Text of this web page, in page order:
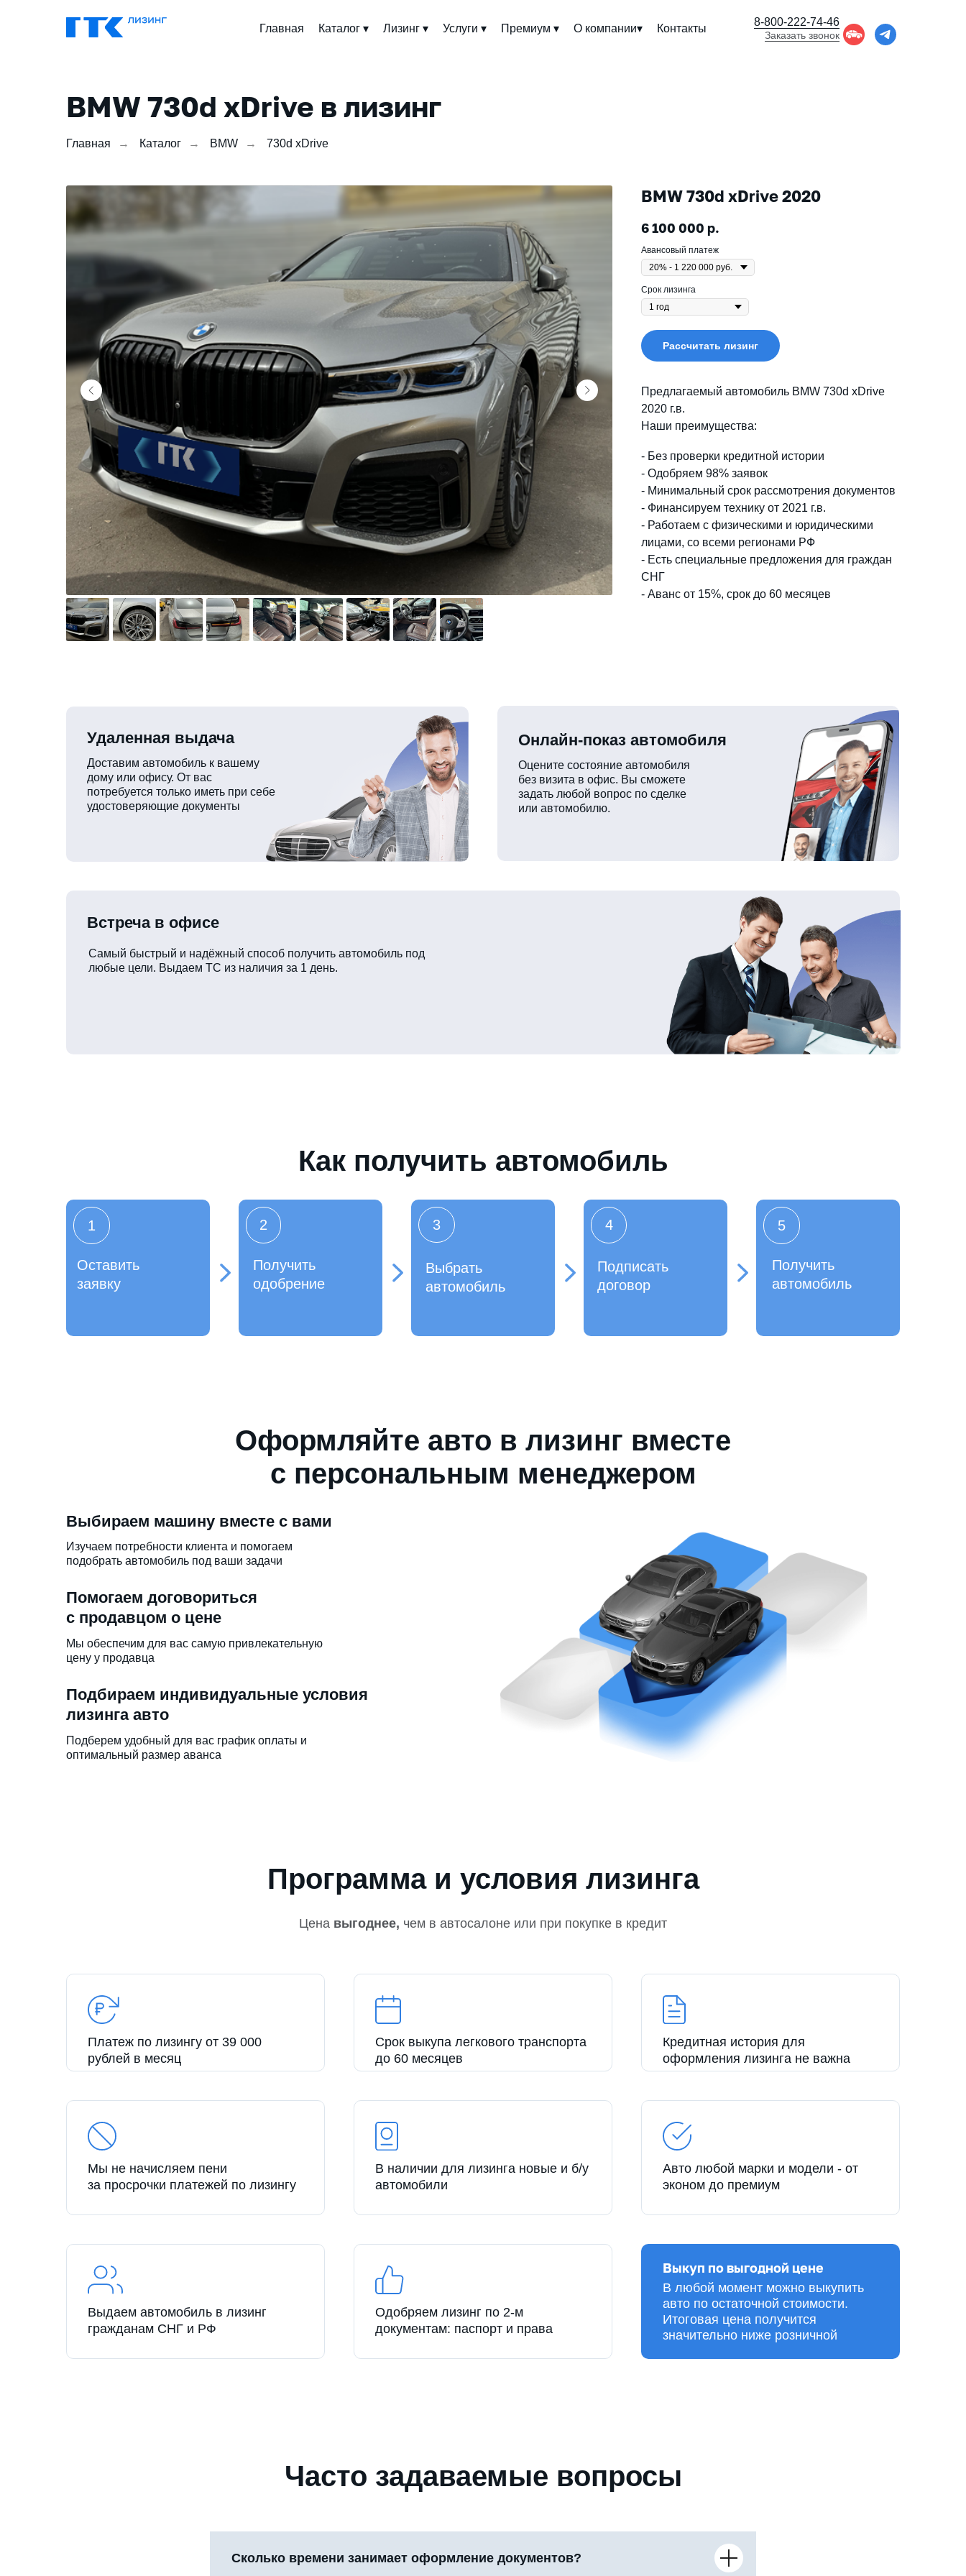
Главная Каталог ▾ Лизинг ▾ Услуги ▾ Премиум ▾ О компании▾ Контакты
8-800-222-74-46
Заказать звонок
BMW 730d xDrive в лизинг
Главная → Каталог → BMW → 730d xDrive
BMW 730d xDrive 2020
6 100 000 р.
Авансовый платеж
Срок лизинга
Рассчитать лизинг
Предлагаемый автомобиль BMW 730d xDrive
2020 г.в.
Наши преимущества:
- Без проверки кредитной истории
- Одобряем 98% заявок
- Минимальный срок рассмотрения документов
- Финансируем технику от 2021 г.в.
- Работаем с физическими и юридическими
лицами, со всеми регионами РФ
- Есть специальные предложения для граждан
СНГ
- Аванс от 15%, срок до 60 месяцев
Доставим автомобиль к вашему
дому или офису. От вас
потребуется только иметь при себе
удостоверяющие документы
Оцените состояние автомобиля
без визита в офис. Вы сможете
задать любой вопрос по сделке
или автомобилю.
Самый быстрый и надёжный способ получить автомобиль под
любые цели. Выдаем ТС из наличия за 1 день.
Удаленная выдача Онлайн-показ автомобиля
Встреча в офисе
Как получить автомобиль
Получить
автомобиль
5
Подписать
договор
4
Выбрать
автомобиль
3
Получить
одобрение
2
Оставить
заявку
1
Подбираем индивидуальные условия
лизинга авто
Подберем удобный для вас график оплаты и
оптимальный размер аванса
Помогаем договориться
с продавцом о цене
Мы обеспечим для вас самую привлекательную
цену у продавца
Выбираем машину вместе с вами
Изучаем потребности клиента и помогаем
подобрать автомобиль под ваши задачи
Оформляйте авто в лизинг вместе
с персональным менеджером
Программа и условия лизинга
Цена выгоднее, чем в автосалоне или при покупке в кредит
Платеж по лизингу от 39 000
рублей в месяц
Срок выкупа легкового транспорта
до 60 месяцев
Кредитная история для
оформления лизинга не важна
Мы не начисляем пени
за просрочки платежей по лизингу
В наличии для лизинга новые и б/у
автомобили
Авто любой марки и модели - от
эконом до премиум
Выдаем автомобиль в лизинг
гражданам СНГ и РФ
Одобряем лизинг по 2-м
документам: паспорт и права
В любой момент можно выкупить
авто по остаточной стоимости.
Итоговая цена получится
значительно ниже розничной
Выкуп по выгодной цене
Часто задаваемые вопросы
Сколько времени занимает оформление документов?